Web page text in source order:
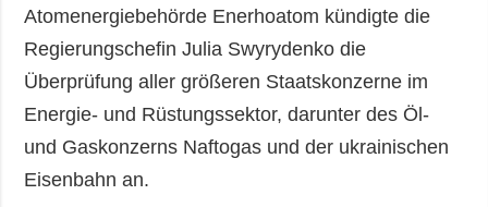
Atomenergiebehörde Enerhoatom kündigte die
Regierungschefin Julia Swyrydenko die
Überprüfung aller größeren Staatskonzerne im
Energie- und Rüstungssektor, darunter des Öl-
und Gaskonzerns Naftogas und der ukrainischen
Eisenbahn an.